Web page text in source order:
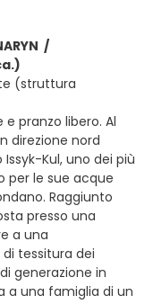
/
(struttura
pranzo libero. Al
direzione nord
Kul, uno dei più
per le sue acque
Raggiunto
presso una
a una
tessitura dei
generazione in
a una famiglia di un